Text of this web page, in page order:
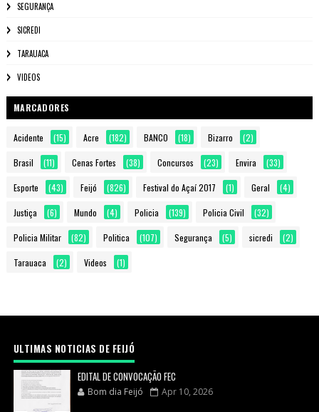
SEGURANÇA
SICREDI
TARAUACA
VIDEOS
MARCADORES
Acidente (15) Acre (182) BANCO (18) Bizarro (2)
Brasil (11) Cenas Fortes (38) Concursos (23) Envira (33)
Esporte (43) Feijó (826) Festival do Açaí 2017 (1) Geral (4)
Justiça (6) Mundo (4) Policia (139) Policia Civil (32)
Policia Militar (82) Politica (107) Segurança (5) sicredi (2)
Tarauaca (2) Videos (1)
ULTIMAS NOTICIAS DE FEIJÓ
EDITAL DE CONVOCAÇÃO FEC
Bom dia Feijó Apr 10, 2026